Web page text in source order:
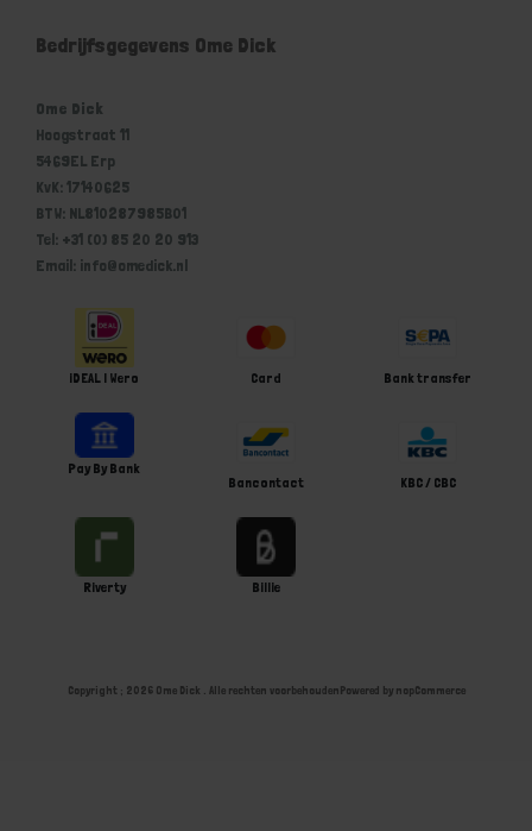
Bedrijfsgegevens Ome Dick
Ome Dick
Hoogstraat 11
5469EL Erp
KvK: 17140625
BTW: NL810287985B01
Tel: +31 (0) 85 20 20 913
Email: info@omedick.nl
iDEAL | Wero Card Bank transfer
Pay By Bank
Bancontact
KBC / CBC
Riverty Billie
Copyright ; 2026 Ome Dick . Alle rechten voorbehoudenPowered by nopCommerce